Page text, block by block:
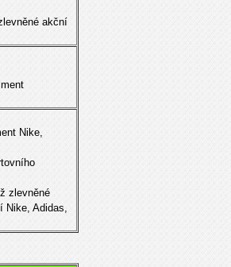
akční
Nike,
zlevněné
Nike, Adidas,